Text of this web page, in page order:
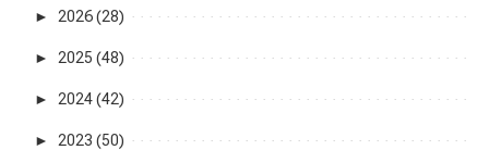
► 2026 (28)
► 2025 (48)
► 2024 (42)
► 2023 (50)